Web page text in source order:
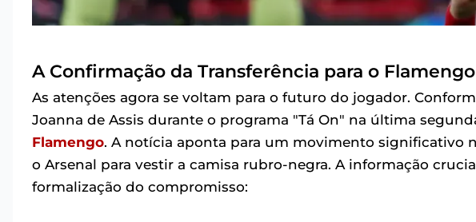
A Confirmação da Transferência para o Flamengo
As atenções agora se voltam para o futuro do jogador.
Joanna de Assis durante o programa "Tá On" na última
Flamengo. A notícia aponta para um movimento significativo
o Arsenal para vestir a camisa rubro-negra. A informação
formalização do compromisso: